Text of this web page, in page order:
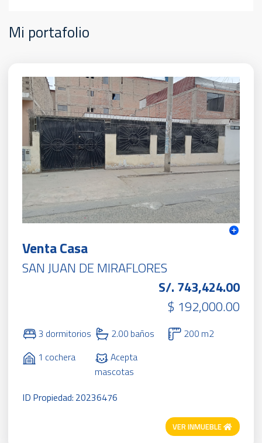
Mi portafolio
Venta Casa
SAN JUAN DE MIRAFLORES
S/. 743,424.00
$ 192,000.00
3 dormitorios 2.00 baños
200 m2
1 cochera
Acepta
mascotas
ID Propiedad: 20236476
VER INMUEBLE